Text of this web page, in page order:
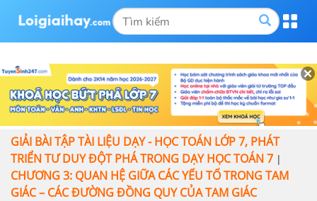
GIẢI BÀI TẬP TÀI LIỆU DẠY - HỌC TOÁN LỚP 7, PHÁT
TRIỂN TƯ DUY ĐỘT PHÁ TRONG DẠY HỌC TOÁN 7 |
CHƯƠNG 3: QUAN HỆ GIỮA CÁC YẾU TỐ TRONG TAM
GIÁC – CÁC ĐƯỜNG ĐỒNG QUY CỦA TAM GIÁC